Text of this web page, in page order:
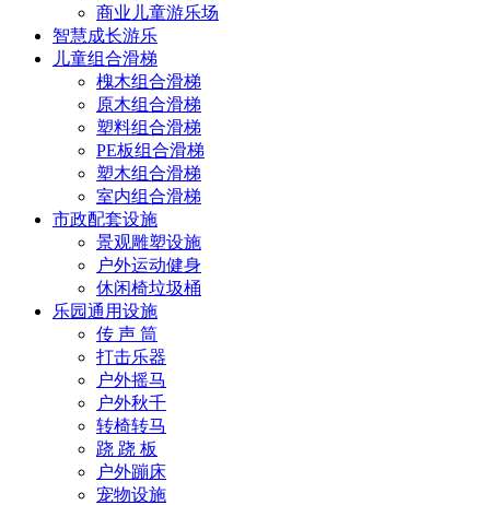
商业儿童游乐场
智慧成长游乐
儿童组合滑梯
槐木组合滑梯
原木组合滑梯
塑料组合滑梯
PE板组合滑梯
塑木组合滑梯
室内组合滑梯
市政配套设施
景观雕塑设施
户外运动健身
休闲椅垃圾桶
乐园通用设施
传 声 筒
打击乐器
户外摇马
户外秋千
转椅转马
跷 跷 板
户外蹦床
宠物设施